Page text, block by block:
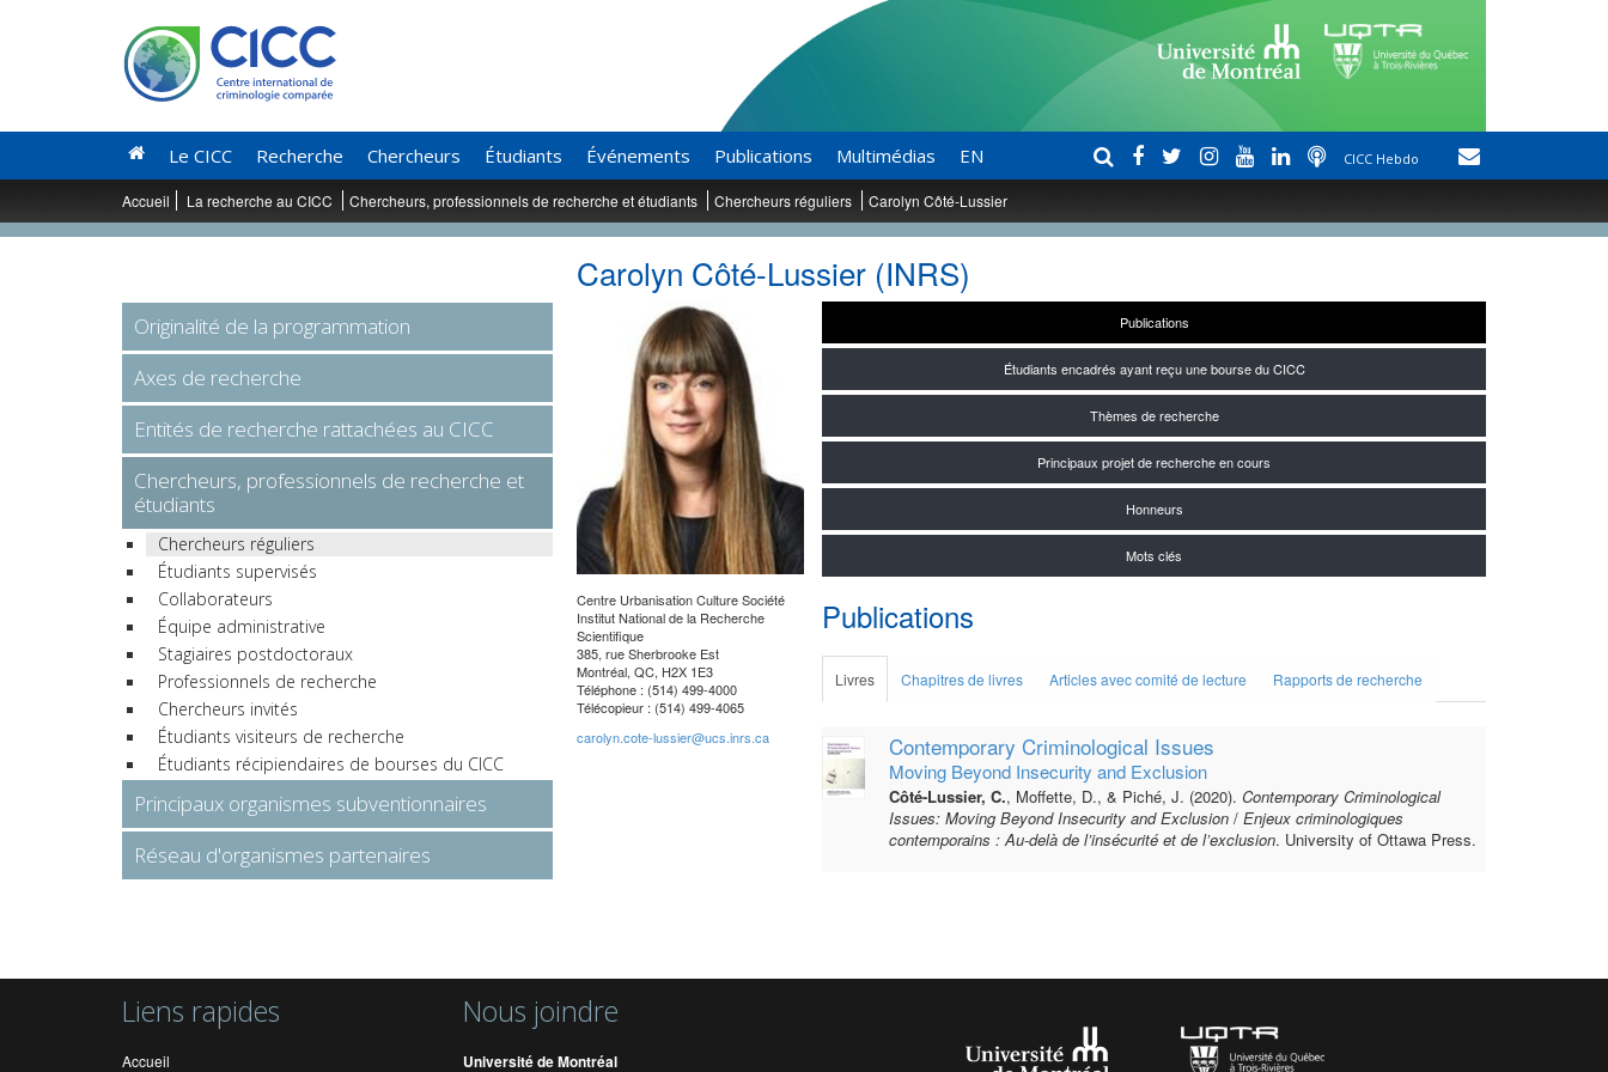
Le CICC Recherche Chercheurs Étudiants Événements Publications Multimédias EN CICC Hebdo
Accueil La recherche au CICC Chercheurs, professionnels de recherche et étudiants Chercheurs réguliers Carolyn Côté-Lussier
Carolyn Côté-Lussier (INRS)
Centre Urbanisation Culture Société
Institut National de la Recherche
Scientifique
385, rue Sherbrooke Est
Montréal, QC, H2X 1E3
Téléphone : (514) 499-4000
Télécopieur : (514) 499-4065
carolyn.cote-lussier@ucs.inrs.ca
Publications
Étudiants encadrés ayant reçu une bourse du CICC
Thèmes de recherche
Principaux projet de recherche en cours
Honneurs
Mots clés
Publications
Livres Chapitres de livres Articles avec comité de lecture Rapports de recherche
Contemporary Criminological Issues
Moving Beyond Insecurity and Exclusion
Côté-Lussier, C., Moffette, D., & Piché, J. (2020). Contemporary Criminological
Issues: Moving Beyond Insecurity and Exclusion/ Enjeux criminologiques
contemporains : Au-delà de l’insécurité et de l’exclusion. University of Ottawa Press.
Originalité de la programmation
Axes de recherche
Entités de recherche rattachées au CICC
Chercheurs, professionnels de recherche et
étudiants
Chercheurs réguliers
Étudiants supervisés
Collaborateurs
Équipe administrative
Stagiaires postdoctoraux
Professionnels de recherche
Chercheurs invités
Étudiants visiteurs de recherche
Étudiants récipiendaires de bourses du CICC
Principaux organismes subventionnaires
Réseau d'organismes partenaires
Liens rapides
Accueil
Nous joindre
Université de Montréal